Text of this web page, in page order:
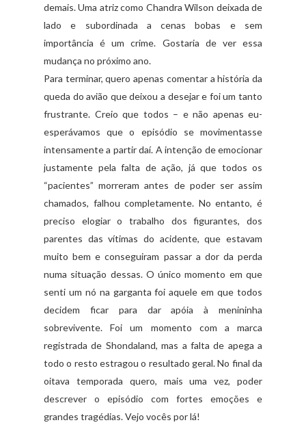
demais. Uma atriz como Chandra Wilson deixada de
lado e subordinada a cenas bobas e sem
importância é um crime. Gostaria de ver essa
mudança no próximo ano.
Para terminar, quero apenas comentar a história da
queda do avião que deixou a desejar e foi um tanto
frustrante. Creio que todos – e não apenas eu-
esperávamos que o episódio se movimentasse
intensamente a partir daí. A intenção de emocionar
justamente pela falta de ação, já que todos os
“pacientes” morreram antes de poder ser assim
chamados, falhou completamente. No entanto, é
preciso elogiar o trabalho dos figurantes, dos
parentes das vítimas do acidente, que estavam
muito bem e conseguiram passar a dor da perda
numa situação dessas. O único momento em que
senti um nó na garganta foi aquele em que todos
decidem ficar para dar apóia à menininha
sobrevivente. Foi um momento com a marca
registrada de Shondaland, mas a falta de apega a
todo o resto estragou o resultado geral. No final da
oitava temporada quero, mais uma vez, poder
descrever o episódio com fortes emoções e
grandes tragédias. Vejo vocês por lá!